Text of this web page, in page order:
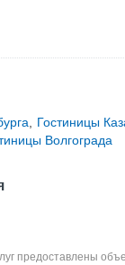
Гостиницы
Волгограда
предоставлены